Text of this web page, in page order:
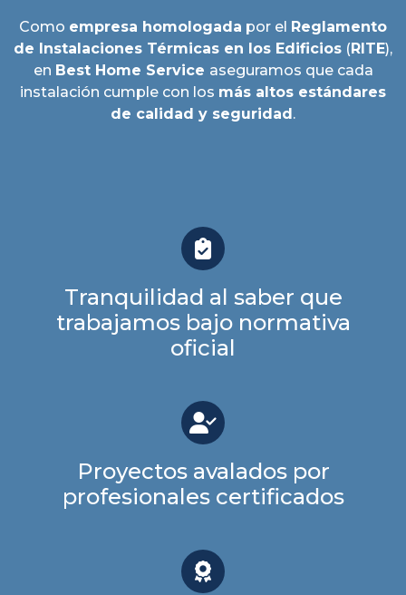
Como empresa homologada por el Reglamento
de Instalaciones Térmicas en los Edificios (RITE),
en Best Home Service aseguramos que cada
instalación cumple con los más altos estándares
de calidad y seguridad.
Tranquilidad al saber que
trabajamos bajo normativa
oficial
Proyectos avalados por
profesionales certificados